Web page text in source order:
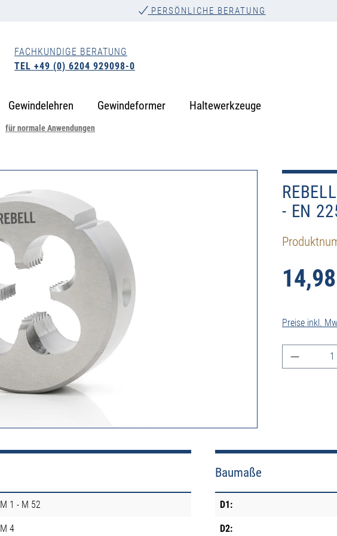
PERSÖNLICHE BERATUNG
FACHKUNDIGE BERATUNG
TEL +49 (0) 6204 929098-0
Gewindelehren Gewindeformer Haltewerkzeuge
für normale Anwendungen
- EN
Preise inkl.
Produkt
M 1 - M 52
M 4
Baumaße
D1:
D2: